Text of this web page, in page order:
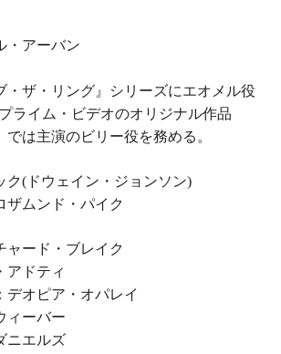
・アーバン
・ザ・リング 』シリーズにエオメル役
ライム・ビデオのオリジナル作品
では主演のビリー役を務める。
ク(ドウェイン・ジョンソン)
ザムンド・パイク
ャード・ブレイク
アドティ
デオピア・オパレイ
ィーバー
ニエルズ